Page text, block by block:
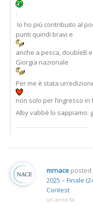
.
Io ho più contribuito al
punti quindi bravi e
anche a pesca, doubleB
Giorgia nazionale
Per me è stata
non solo per l’ingresso in
Alby vabbè lo sappiamo:
mrnace posted
2025 – Finale
Contest
un anno fa